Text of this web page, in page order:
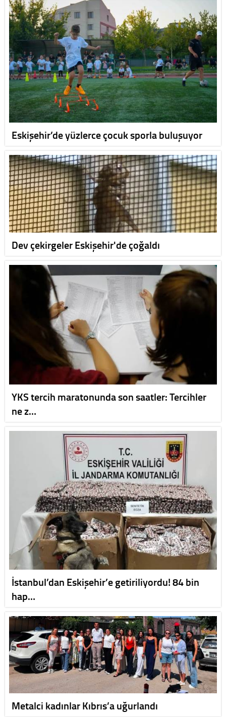
Eskişehir’de yüzlerce çocuk sporla buluşuyor
Dev çekirgeler Eskişehir'de çoğaldı
YKS tercih maratonunda son saatler: Tercihler
ne z…
İstanbul’dan Eskişehir’e getiriliyordu! 84 bin
hap…
Metalci kadınlar Kıbrıs’a uğurlandı